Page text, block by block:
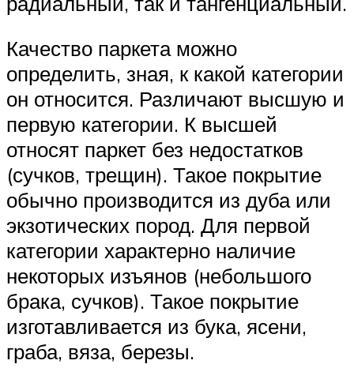
Качество паркета можно
определить, зная, к какой категории
он относится. Различают высшую и
первую категории. К высшей
относят паркет без недостатков
(сучков, трещин). Такое покрытие
обычно производится из дуба или
экзотических пород. Для первой
категории характерно наличие
некоторых изъянов (небольшого
брака, сучков). Такое покрытие
изготавливается из бука, ясени,
граба, вяза, березы.